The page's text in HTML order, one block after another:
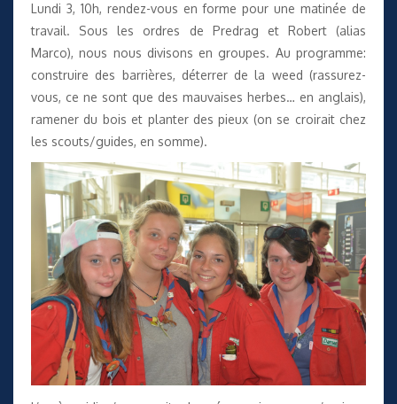
Lundi 3, 10h, rendez-vous en forme pour une matinée de
travail. Sous les ordres de Predrag et Robert (alias
Marco), nous nous divisons en groupes. Au programme:
construire des barrières, déterrer de la weed (rassurez-
vous, ce ne sont que des mauvaises herbes… en anglais),
ramener du bois et planter des pieux (on se croirait chez
les scouts/guides, en somme).